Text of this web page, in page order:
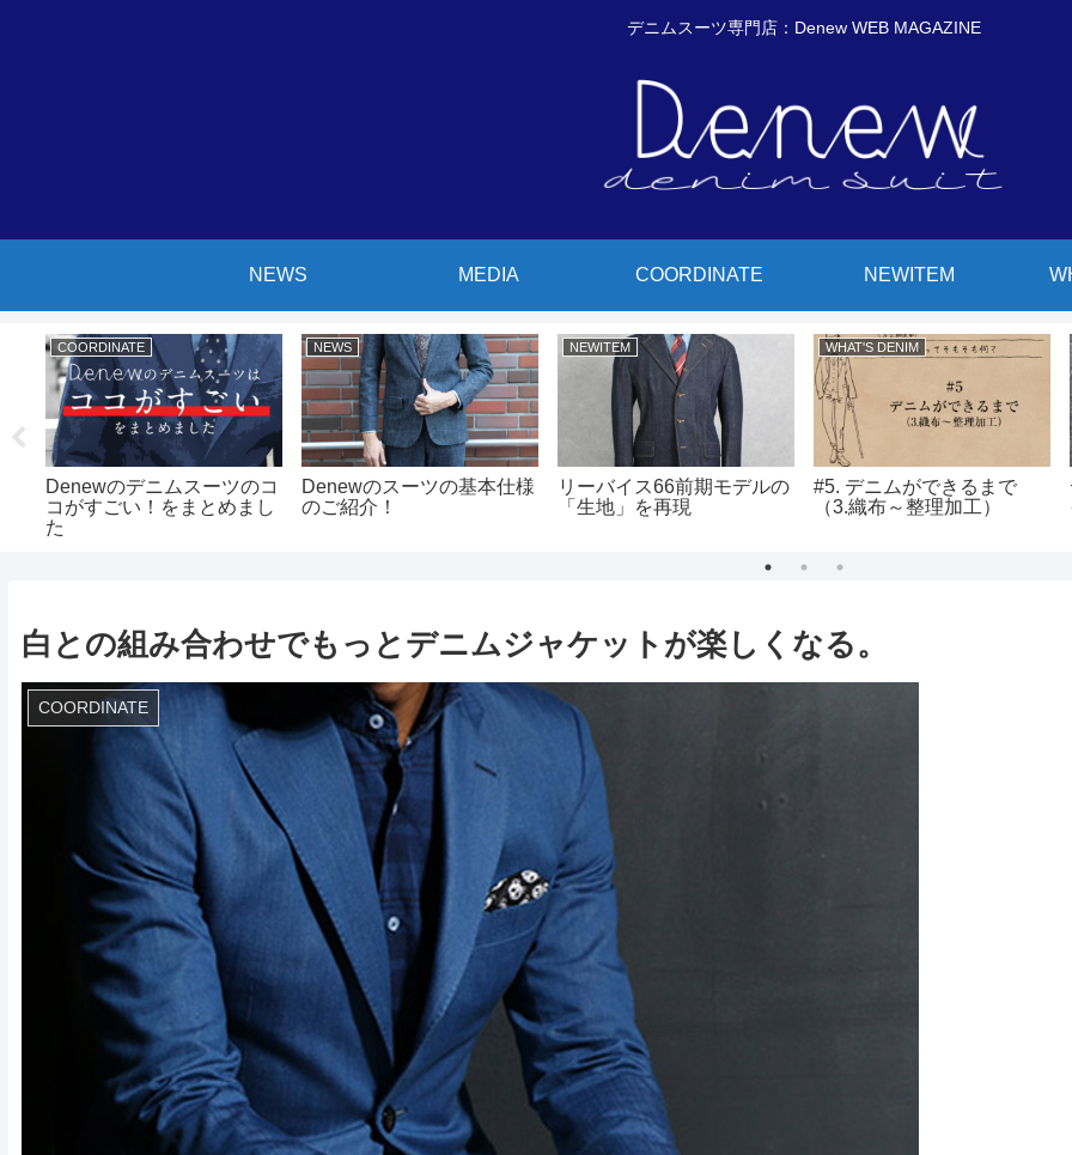
デニムスーツ専門店：Denew WEB MAGAZINE
NEWS MEDIA COORDINATE NEWITEM
COORDINATE
Denewのデニムスーツのコ
コがすごい！をまとめまし
た
NEWS
Denewのスーツの基本仕様
のご紹介！
NEWITEM
リーバイス66前期モデルの
「生地」を再現
WHAT'S DENIM
#5. デニムができるまで
（3.織布～整理加工）
白との組み合わせでもっとデニムジャケットが楽しくなる。
COORDINATE